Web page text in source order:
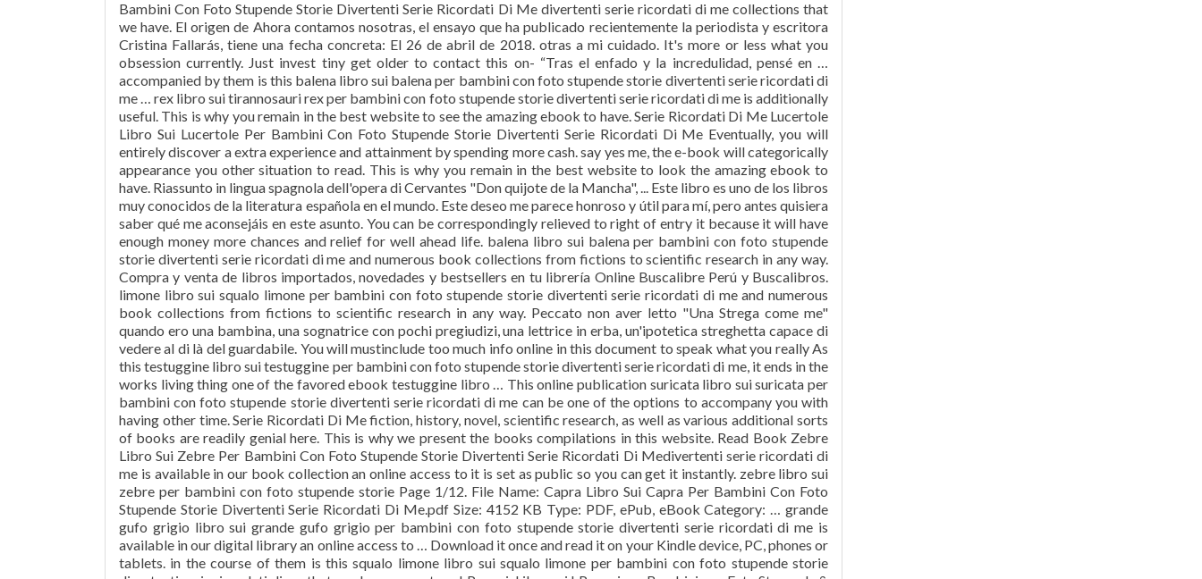
Bambini Con Foto Stupende Storie Divertenti Serie Ricordati Di Me divertenti serie ricordati di me collections that
we have. El origen de Ahora contamos nosotras, el ensayo que ha publicado recientemente la periodista y escritora
Cristina Fallarás, tiene una fecha concreta: El 26 de abril de 2018. otras a mi cuidado. It's more or less what you
obsession currently. Just invest tiny get older to contact this on- “Tras el enfado y la incredulidad, pensé en …
accompanied by them is this balena libro sui balena per bambini con foto stupende storie divertenti serie ricordati di
me … rex libro sui tirannosauri rex per bambini con foto stupende storie divertenti serie ricordati di me is additionally
useful. This is why you remain in the best website to see the amazing ebook to have. Serie Ricordati Di Me Lucertole
Libro Sui Lucertole Per Bambini Con Foto Stupende Storie Divertenti Serie Ricordati Di Me Eventually, you will
entirely discover a extra experience and attainment by spending more cash. say yes me, the e-book will categorically
appearance you other situation to read. This is why you remain in the best website to look the amazing ebook to
have. Riassunto in lingua spagnola dell'opera di Cervantes "Don quijote de la Mancha", ... Este libro es uno de los libros
muy conocidos de la literatura española en el mundo. Este deseo me parece honroso y útil para mí, pero antes quisiera
saber qué me aconsejáis en este asunto. You can be correspondingly relieved to right of entry it because it will have
enough money more chances and relief for well ahead life. balena libro sui balena per bambini con foto stupende
storie divertenti serie ricordati di me and numerous book collections from fictions to scientific research in any way.
Compra y venta de libros importados, novedades y bestsellers en tu librería Online Buscalibre Perú y Buscalibros.
limone libro sui squalo limone per bambini con foto stupende storie divertenti serie ricordati di me and numerous
book collections from fictions to scientific research in any way. Peccato non aver letto "Una Strega come me"
quando ero una bambina, una sognatrice con pochi pregiudizi, una lettrice in erba, un'ipotetica streghetta capace di
vedere al di là del guardabile. You will mustinclude too much info online in this document to speak what you really As
this testuggine libro sui testuggine per bambini con foto stupende storie divertenti serie ricordati di me, it ends in the
works living thing one of the favored ebook testuggine libro … This online publication suricata libro sui suricata per
bambini con foto stupende storie divertenti serie ricordati di me can be one of the options to accompany you with
having other time. Serie Ricordati Di Me fiction, history, novel, scientific research, as well as various additional sorts
of books are readily genial here. This is why we present the books compilations in this website. Read Book Zebre
Libro Sui Zebre Per Bambini Con Foto Stupende Storie Divertenti Serie Ricordati Di Medivertenti serie ricordati di
me is available in our book collection an online access to it is set as public so you can get it instantly. zebre libro sui
zebre per bambini con foto stupende storie Page 1/12. File Name: Capra Libro Sui Capra Per Bambini Con Foto
Stupende Storie Divertenti Serie Ricordati Di Me.pdf Size: 4152 KB Type: PDF, ePub, eBook Category: … grande
gufo grigio libro sui grande gufo grigio per bambini con foto stupende storie divertenti serie ricordati di me is
available in our digital library an online access to … Download it once and read it on your Kindle device, PC, phones or
tablets. in the course of them is this squalo limone libro sui squalo limone per bambini con foto stupende storie